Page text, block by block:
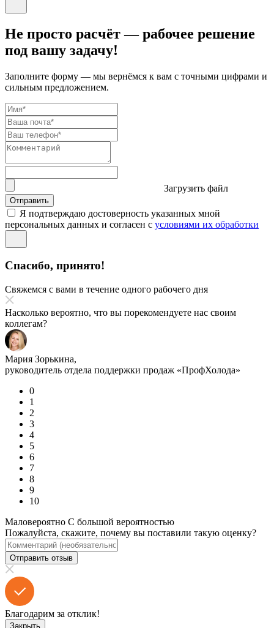
Не просто расчёт — рабочее решение
под вашу задачу!
Заполните форму — мы вернёмся к вам с точными цифрами и
сильным предложением.
Загрузить файл
Отправить
Я подтверждаю достоверность указанных мной
персональных данных и согласен с условиями их обработки
Спасибо, принято!
Свяжемся с вами в течение одного рабочего дня
Насколько вероятно, что вы порекомендуете нас своим
коллегам?
Мария Зорькина,
руководитель отдела поддержки продаж «ПрофХолода»
0
1
2
3
4
5
6
7
8
9
10
Маловероятно С большой вероятностью
Пожалуйста, скажите, почему вы поставили такую оценку?
Отправить отзыв
Благодарим за отклик!
Закрыть